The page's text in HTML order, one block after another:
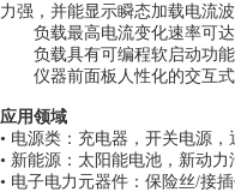
力强，并能显示瞬态加载电流波
负载最高电流变化速率可
负载具有可编程软启动功
仪器前面板人性化的交互
应用领域
• 电源类：充电器，开关电源
• 新能源：太阳能电池，新动
• 电子电力元器件：保险丝/接